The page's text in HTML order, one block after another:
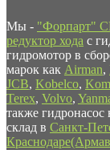
Мы - "Форпарт"
редуктор хода с
гидромотор в
марок как Airman,
JCB, Kobelco,
Terex, Volvo,
также
склад в Санкт-